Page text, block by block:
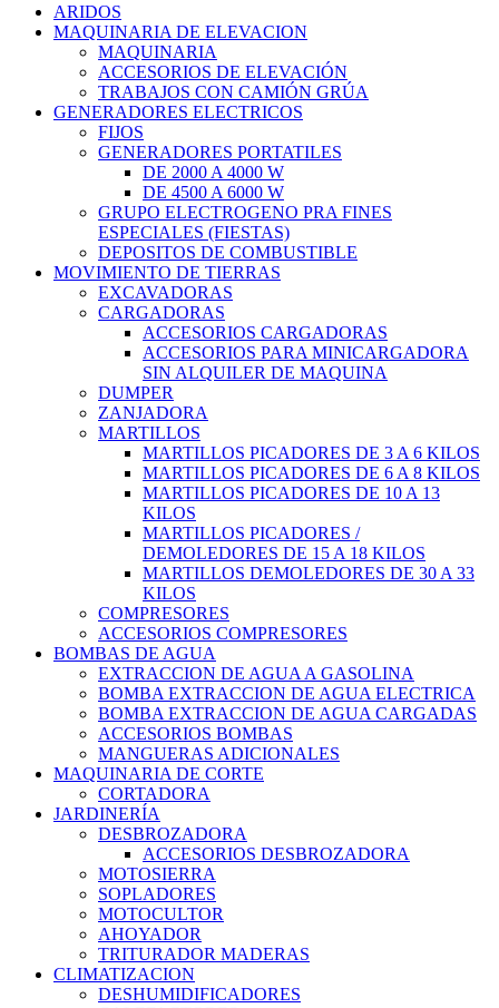
ARIDOS
MAQUINARIA DE ELEVACION
MAQUINARIA
ACCESORIOS DE ELEVACIÓN
TRABAJOS CON CAMIÓN GRÚA
GENERADORES ELECTRICOS
FIJOS
GENERADORES PORTATILES
DE 2000 A 4000 W
DE 4500 A 6000 W
GRUPO ELECTROGENO PRA FINES
ESPECIALES (FIESTAS)
DEPOSITOS DE COMBUSTIBLE
MOVIMIENTO DE TIERRAS
EXCAVADORAS
CARGADORAS
ACCESORIOS CARGADORAS
ACCESORIOS PARA MINICARGADORA
SIN ALQUILER DE MAQUINA
DUMPER
ZANJADORA
MARTILLOS
MARTILLOS PICADORES DE 3 A 6 KILOS
MARTILLOS PICADORES DE 6 A 8 KILOS
MARTILLOS PICADORES DE 10 A 13
KILOS
MARTILLOS PICADORES /
DEMOLEDORES DE 15 A 18 KILOS
MARTILLOS DEMOLEDORES DE 30 A 33
KILOS
COMPRESORES
ACCESORIOS COMPRESORES
BOMBAS DE AGUA
EXTRACCION DE AGUA A GASOLINA
BOMBA EXTRACCION DE AGUA ELECTRICA
BOMBA EXTRACCION DE AGUA CARGADAS
ACCESORIOS BOMBAS
MANGUERAS ADICIONALES
MAQUINARIA DE CORTE
CORTADORA
JARDINERÍA
DESBROZADORA
ACCESORIOS DESBROZADORA
MOTOSIERRA
SOPLADORES
MOTOCULTOR
AHOYADOR
TRITURADOR MADERAS
CLIMATIZACION
DESHUMIDIFICADORES